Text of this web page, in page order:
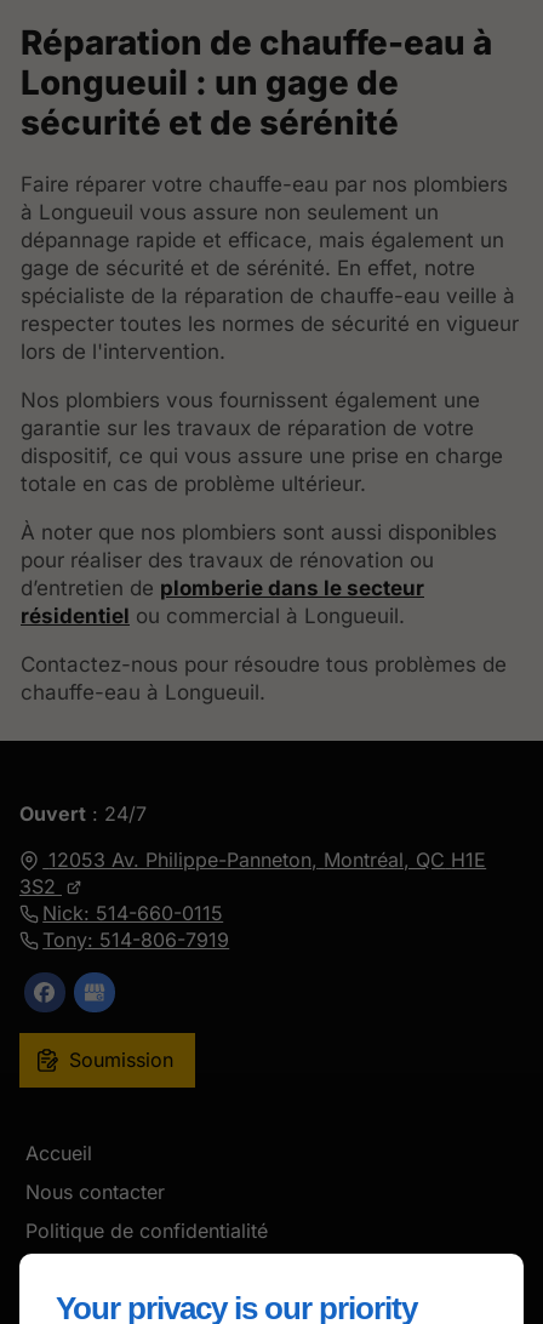
Your privacy is our priority
Réparation de chauffe-eau à
Longueuil : un gage de
sécurité et de sérénité
Faire réparer votre chauffe-eau par nos plombiers
à Longueuil vous assure non seulement un
dépannage rapide et efficace, mais également un
gage de sécurité et de sérénité. En effet, notre
spécialiste de la réparation de chauffe-eau veille à
respecter toutes les normes de sécurité en vigueur
lors de l'intervention.
Nos plombiers vous fournissent également une
garantie sur les travaux de réparation de votre
dispositif, ce qui vous assure une prise en charge
totale en cas de problème ultérieur.
À noter que nos plombiers sont aussi disponibles
pour réaliser des travaux de rénovation ou
d’entretien de plomberie dans le secteur
résidentiel ou commercial à Longueuil.
Contactez-nous pour résoudre tous problèmes de
chauffe-eau à Longueuil.
Ouvert : 24/7
12053 Av. Philippe-Panneton, Montréal, QC H1E
3S2
Nick: 514-660-0115
Tony: 514-806-7919
Soumission
Accueil
Nous contacter
Politique de confidentialité